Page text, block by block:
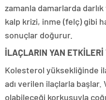
zamanla damarlarda darlık
kalp krizi, inme (felç) gibi
sonuçlar doğurur.
İLAÇLARIN YAN ETKİLERİ
Kolesterol yüksekliğinde
adı verilen ilaçlarla
olabileceği korkusuyla